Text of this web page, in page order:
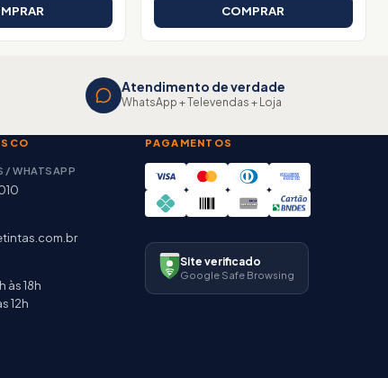
COMPRAR
Atendimento de verdade
WhatsApp + Televendas + Loja
/ WHATSAPP
às 18h
12h
PAGAMENTOS
Site verificado
Google Safe Browsing